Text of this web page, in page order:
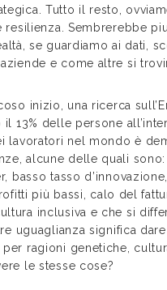
Tutto il resto,
resilienza. Sembrerebbe
se guardiamo ai dati,
e come altre si
inizio, una ricerca
13% delle persone
lavoratori nel mondo è
alcune delle quali sono:
basso tasso
più bassi, calo del
inclusiva e che si
uguaglianza significa
ragioni genetiche,
le stesse cose?